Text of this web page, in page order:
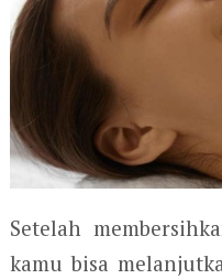
Setelah
kamu bisa